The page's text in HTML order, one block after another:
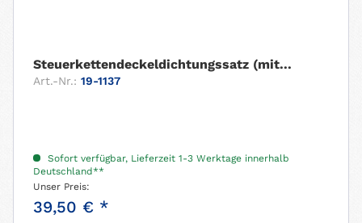
Steuerkettendeckeldichtungssatz (mit...
Art.-Nr.: 19-1137
Sofort verfügbar, Lieferzeit 1-3 Werktage innerhalb
Deutschland**
Unser Preis:
39,50 € *